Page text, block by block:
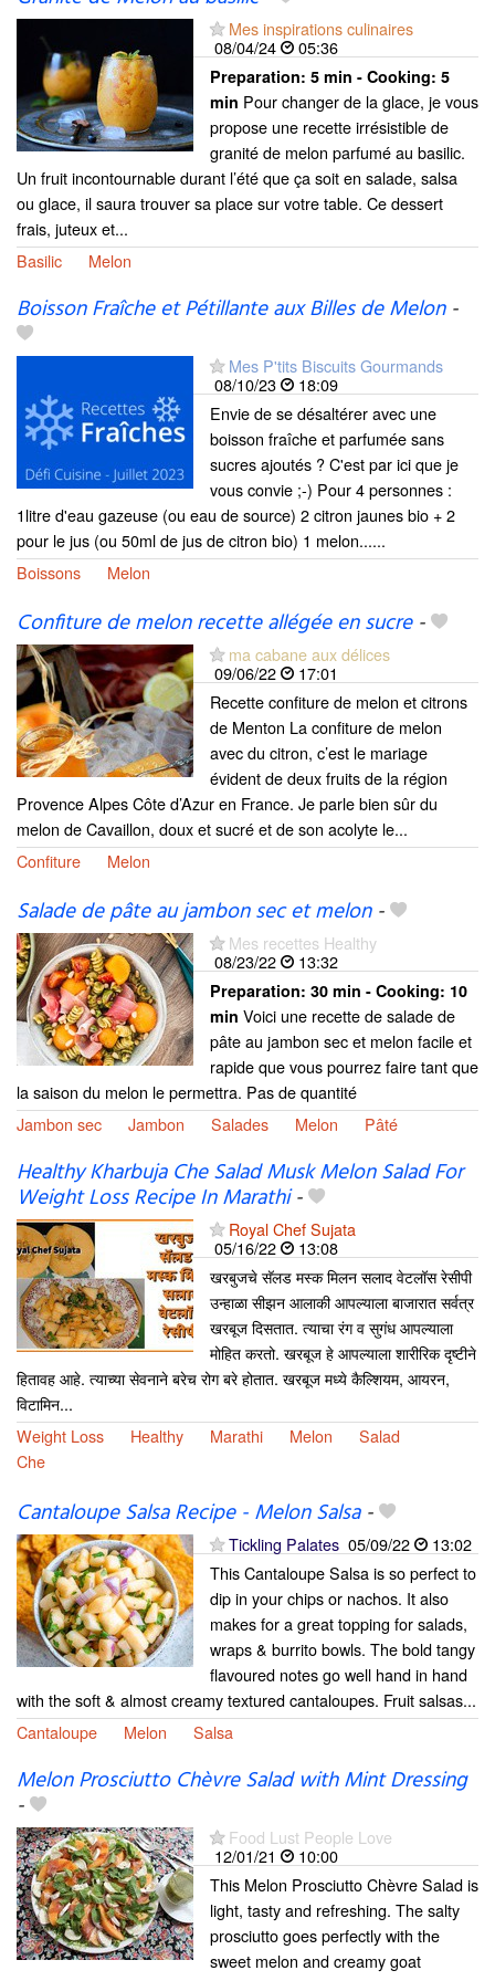
Mes inspirations culinaires
08/04/24
05:36
Preparation: 5 min - Cooking: 5
min Pour changer de la glace, je vous
propose une recette irrésistible de
granité de melon parfumé au basilic.
Un fruit incontournable durant l’été que ça soit en salade, salsa
ou glace, il saura trouver sa place sur votre table. Ce dessert
frais, juteux et...
Basilic
Melon
Boisson Fraîche et Pétillante aux Billes de Melon-
Mes P'tits Biscuits Gourmands
08/10/23
18:09
Envie de se désaltérer avec une
boisson fraîche et parfumée sans
sucres ajoutés ? C'est par ici que je
vous convie ;-) Pour 4 personnes :
1litre d'eau gazeuse (ou eau de source) 2 citron jaunes bio + 2
pour le jus (ou 50ml de jus de citron bio) 1 melon......
Boissons
Melon
Confiture de melon recette allégée en sucre-
ma cabane aux délices
09/06/22
17:01
Recette confiture de melon et citrons
de Menton La confiture de melon
avec du citron, c’est le mariage
évident de deux fruits de la région
Provence Alpes Côte d’Azur en France. Je parle bien sûr du
melon de Cavaillon, doux et sucré et de son acolyte le...
Confiture
Melon
Salade de pâte au jambon sec et melon-
Mes recettes Healthy
08/23/22
13:32
Preparation: 30 min - Cooking: 10
min Voici une recette de salade de
pâte au jambon sec et melon facile et
rapide que vous pourrez faire tant que
la saison du melon le permettra. Pas de quantité
Jambon sec
Jambon Salades Melon Pâté
Healthy Kharbuja Che Salad Musk Melon Salad For
Weight Loss Recipe In Marathi-
Royal Chef Sujata
05/16/22
13:08
खरबुजचे सॅलड मस्क मिलन सलाद वेटलॉस रेसीपी
उन्हाळा सीझन आलाकी आपल्याला बाजारात सर्वत्र
खरबूज दिसतात. त्याचा रंग व सुगंध आपल्याला
मोहित करतो. खरबूज हे आपल्याला शारीरिक दृष्टीने
हितावह आहे. त्याच्या सेवनाने बरेच रोग बरे होतात. खरबूज मध्ये कैल्शियम, आयरन,
विटामिन...
Weight Loss
Healthy Marathi Melon
Salad
Che
Cantaloupe Salsa Recipe - Melon Salsa-
Tickling Palates 05/09/22
13:02
This Cantaloupe Salsa is so perfect to
dip in your chips or nachos. It also
makes for a great topping for salads,
wraps & burrito bowls. The bold tangy
flavoured notes go well hand in hand
with the soft & almost creamy textured cantaloupes. Fruit salsas...
Cantaloupe
Melon Salsa
Melon Prosciutto Chèvre Salad with Mint Dressing
-
Food Lust People Love
12/01/21
10:00
This Melon Prosciutto Chèvre Salad is
light, tasty and refreshing. The salty
prosciutto goes perfectly with the
sweet melon and creamy goat